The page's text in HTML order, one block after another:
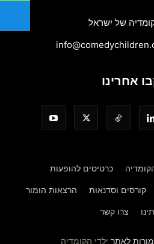
של ישראל
אחרינו
כרטיסים להופעות
קורסים וסדנאות הרצאות הומור
צרו קשר
לאתר ילדי הקומדיה